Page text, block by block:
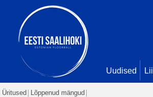
Uudised
Üritused Lõppenud mängud
min
39:31 -karistus (216
2 min
45:42 - karistus (210
48:16 -karistus (216